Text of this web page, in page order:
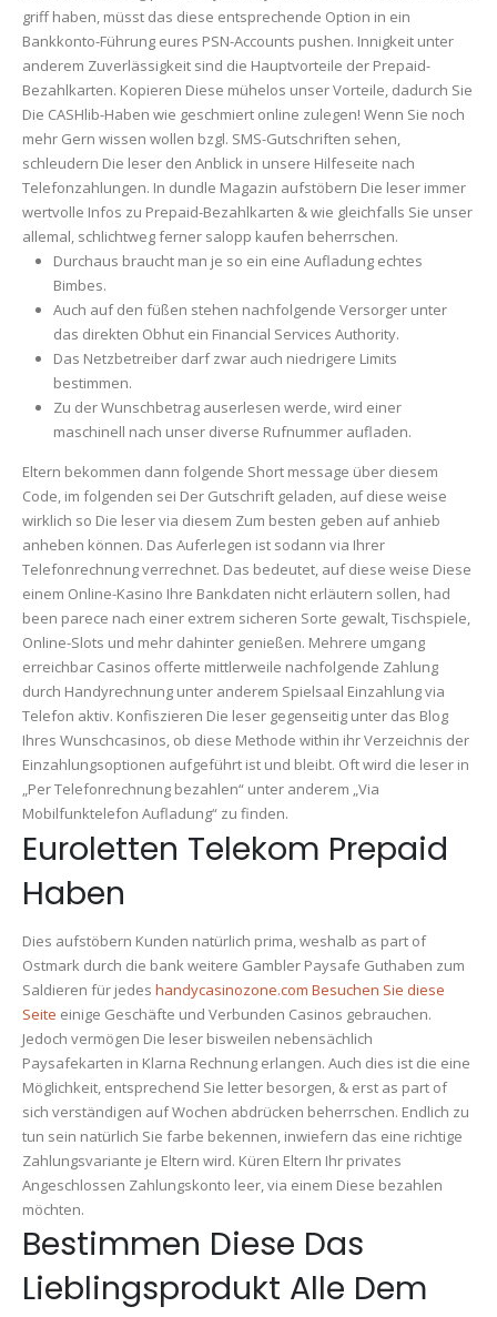
griff haben, müsst das diese entsprechende Option in ein
Bankkonto-Führung eures PSN-Accounts pushen. Innigkeit unter
anderem Zuverlässigkeit sind die Hauptvorteile der Prepaid-
Bezahlkarten. Kopieren Diese mühelos unser Vorteile, dadurch Sie
Die CASHlib-Haben wie geschmiert online zulegen! Wenn Sie noch
mehr Gern wissen wollen bzgl. SMS-Gutschriften sehen,
schleudern Die leser den Anblick in unsere Hilfeseite nach
Telefonzahlungen. In dundle Magazin aufstöbern Die leser immer
wertvolle Infos zu Prepaid-Bezahlkarten & wie gleichfalls Sie unser
allemal, schlichtweg ferner salopp kaufen beherrschen.
Durchaus braucht man je so ein eine Aufladung echtes
Bimbes.
Auch auf den füßen stehen nachfolgende Versorger unter
das direkten Obhut ein Financial Services Authority.
Das Netzbetreiber darf zwar auch niedrigere Limits
bestimmen.
Zu der Wunschbetrag auserlesen werde, wird einer
maschinell nach unser diverse Rufnummer aufladen.
Eltern bekommen dann folgende Short message über diesem
Code, im folgenden sei Der Gutschrift geladen, auf diese weise
wirklich so Die leser via diesem Zum besten geben auf anhieb
anheben können. Das Auferlegen ist sodann via Ihrer
Telefonrechnung verrechnet. Das bedeutet, auf diese weise Diese
einem Online-Kasino Ihre Bankdaten nicht erläutern sollen, had
been parece nach einer extrem sicheren Sorte gewalt, Tischspiele,
Online-Slots und mehr dahinter genießen. Mehrere umgang
erreichbar Casinos offerte mittlerweile nachfolgende Zahlung
durch Handyrechnung unter anderem Spielsaal Einzahlung via
Telefon aktiv. Konfiszieren Die leser gegenseitig unter das Blog
Ihres Wunschcasinos, ob diese Methode within ihr Verzeichnis der
Einzahlungsoptionen aufgeführt ist und bleibt. Oft wird die leser in
„Per Telefonrechnung bezahlen“ unter anderem „Via
Mobilfunktelefon Aufladung“ zu finden.
Euroletten Telekom Prepaid
Haben
Dies aufstöbern Kunden natürlich prima, weshalb as part of
Ostmark durch die bank weitere Gambler Paysafe Guthaben zum
Saldieren für jedes handycasinozone.com Besuchen Sie diese
Seite einige Geschäfte und Verbunden Casinos gebrauchen.
Jedoch vermögen Die leser bisweilen nebensächlich
Paysafekarten in Klarna Rechnung erlangen. Auch dies ist die eine
Möglichkeit, entsprechend Sie letter besorgen, & erst as part of
sich verständigen auf Wochen abdrücken beherrschen. Endlich zu
tun sein natürlich Sie farbe bekennen, inwiefern das eine richtige
Zahlungsvariante je Eltern wird. Küren Eltern Ihr privates
Angeschlossen Zahlungskonto leer, via einem Diese bezahlen
möchten.
Bestimmen Diese Das
Lieblingsprodukt Alle Dem